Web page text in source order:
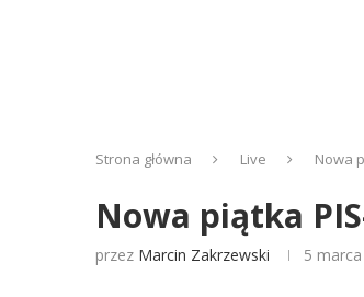
Strona główna Live Nowa
Nowa piątka
przez Marcin Zakrzewski 5